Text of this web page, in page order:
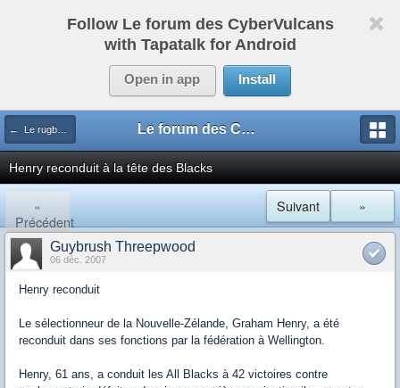
Follow Le forum des CyberVulcans
with Tapatalk for Android
Open in app Install
← Le rugby international Le forum des CyberVulcans
Henry reconduit à la tête des Blacks
«
Précédent
»
Suivant
Guybrush Threepwood
06 déc. 2007
Henry reconduit
Le sélectionneur de la Nouvelle-Zélande, Graham Henry, a été
reconduit dans ses fonctions par la fédération à Wellington.
Henry, 61 ans, a conduit les All Blacks à 42 victoires contre